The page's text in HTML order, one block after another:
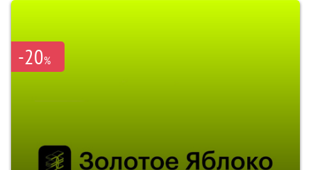
-20%